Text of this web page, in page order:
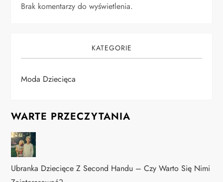
Brak komentarzy do wyświetlenia.
KATEGORIE
Moda Dziecięca
WARTE PRZECZYTANIA
Ubranka Dziecięce Z Second Handu – Czy Warto Się Nimi